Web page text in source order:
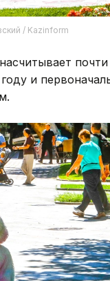
/ Kazinform
и